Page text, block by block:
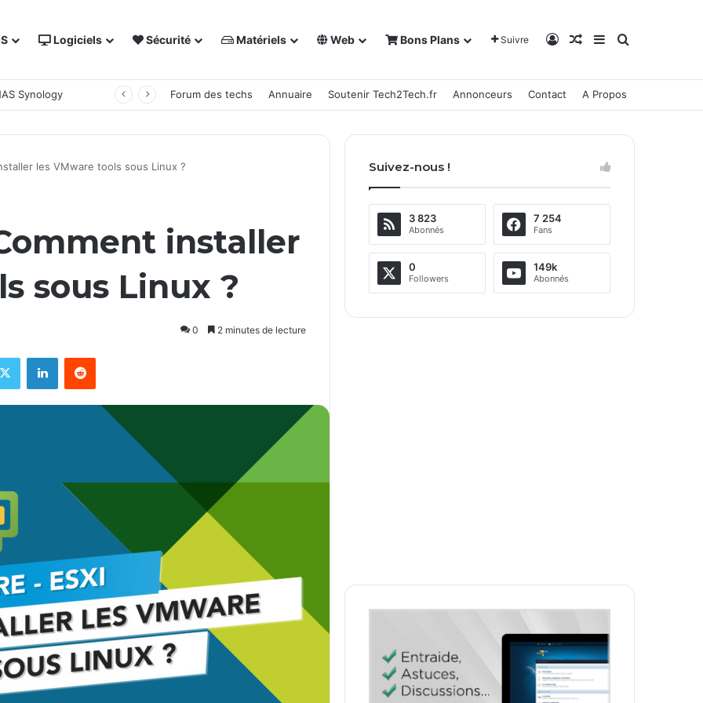
Logiciels Sécurité Matériels Web Bons Plans Suivre Connexion
Article Aléatoire
Sidebar (barre
Rechercher
Synology Forum des techs Annuaire Soutenir Tech2Tech.fr Annonceurs Contact A Propos
les VMware tools sous Linux ?
installer
sous Linux ?
0 2 minutes de lecture
X LinkedinReddit
Suivez-nous !
3 823
Abonnés
7 254
Fans
0
Followers
149k
Abonnés